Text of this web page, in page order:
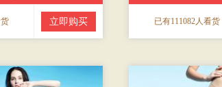
立即购买 已有111082人看货